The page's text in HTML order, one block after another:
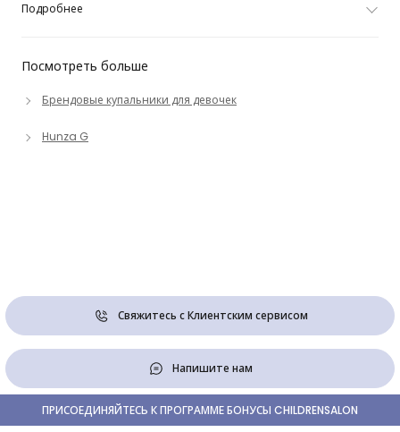
Посмотреть больше
Брендовые купальники для девочек
Hunza G
Подробнее
Свяжитесь с Клиентским сервисом
Напишите нам
ПРИСОЕДИНЯЙТЕСЬ К ПРОГРАММЕ БОНУСЫ CHILDRENSALON